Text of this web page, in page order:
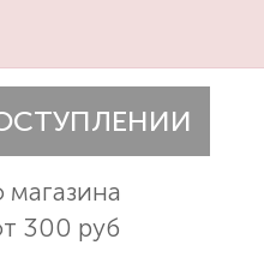
магазина
300 руб